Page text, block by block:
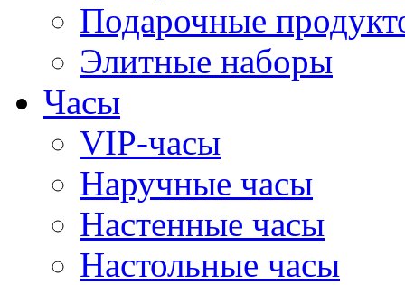
Подарочные
Элитные наборы
Часы
VIP-часы
Наручные часы
Настенные часы
Настольные часы